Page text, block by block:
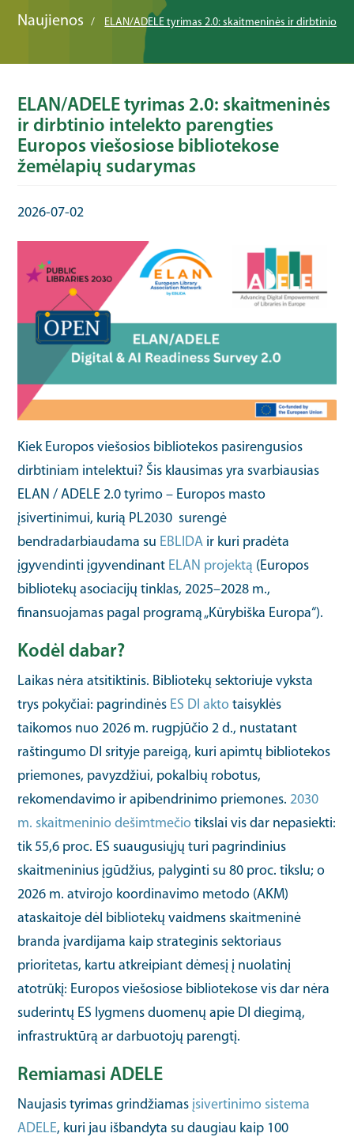
Naujienos ELAN/ADELE tyrimas 2.0: skaitmeninės ir dirbtinio
ELAN/ADELE tyrimas 2.0: skaitmeninės
ir dirbtinio intelekto parengties
Europos viešosiose bibliotekose
žemėlapių sudarymas
2026-07-02
Kiek Europos viešosios bibliotekos pasirengusios
dirbtiniam intelektui? Šis klausimas yra svarbiausias
ELAN / ADELE 2.0 tyrimo – Europos masto
įsivertinimui, kurią PL2030 surengė
bendradarbiaudama su EBLIDA ir kuri pradėta
įgyvendinti įgyvendinant ELAN projektą (Europos
bibliotekų asociacijų tinklas, 2025–2028 m.,
finansuojamas pagal programą „Kūrybiška Europa“).
Kodėl dabar?
Laikas nėra atsitiktinis. Bibliotekų sektoriuje vyksta
trys pokyčiai: pagrindinės ES DI akto taisyklės
taikomos nuo 2026 m. rugpjūčio 2 d., nustatant
raštingumo DI srityje pareigą, kuri apimtų bibliotekos
priemones, pavyzdžiui, pokalbių robotus,
rekomendavimo ir apibendrinimo priemones.2030
m. skaitmeninio dešimtmečio tikslai vis dar nepasiekti:
tik 55,6 proc. ES suaugusiųjų turi pagrindinius
skaitmeninius įgūdžius, palyginti su 80 proc. tikslu; o
2026 m. atvirojo koordinavimo metodo (AKM)
ataskaitoje dėl bibliotekų vaidmens skaitmeninė
branda įvardijama kaip strateginis sektoriaus
prioritetas, kartu atkreipiant dėmesį į nuolatinį
atotrūkį: Europos viešosiose bibliotekose vis dar nėra
suderintų ES lygmens duomenų apie DI diegimą,
infrastruktūrą ar darbuotojų parengtį.
Remiamasi ADELE
Naujasis tyrimas grindžiamas įsivertinimo sistema
ADELE, kuri jau išbandyta su daugiau kaip 100